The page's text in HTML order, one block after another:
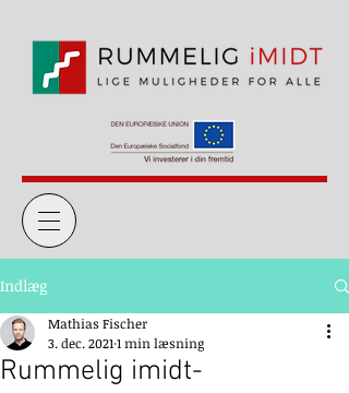
Indlæg
Rummelig imidt-
Mathias Fischer
3. dec. 2021 1 min læsning